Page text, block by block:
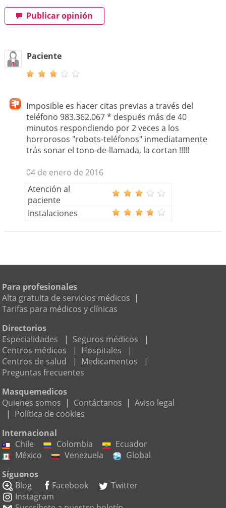
Publicar opinión
Paciente
Imposible es hacer citas previas a través del
teléfono 983.362.067 * después más de 40
minutos respondiendo por 2 veces a los
horrorosos "robots-teléfonos" inmediatamente
trás sonar el tono-de-llamada, la cortan !!!!!
04 de enero de 2016
Atención al
paciente
Instalaciones
Para profesionales
Alta gratuita de servicios médicos |
Tarifas para médicos y clínicas
Directorios
Especialidades
| Seguros médicos
|
Centros médicos
| Hospitales
|
Centros de salud
| Medicamentos
|
Preguntas frecuentes
Masquemedicos
Quienes somos | Contáctanos | Aviso legal
| Política de cookies
Internacional
Chile
Colombia
Ecuador
México
Venezuela
Global
Síguenos
Blog
Facebook
Twitter
Instagram